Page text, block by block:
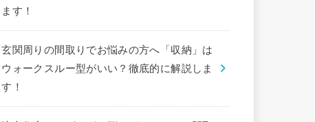
ます！
玄関周りの間取りでお悩みの方へ「収納」は
ウォークスルー型がいい？徹底的に解説しま
す！